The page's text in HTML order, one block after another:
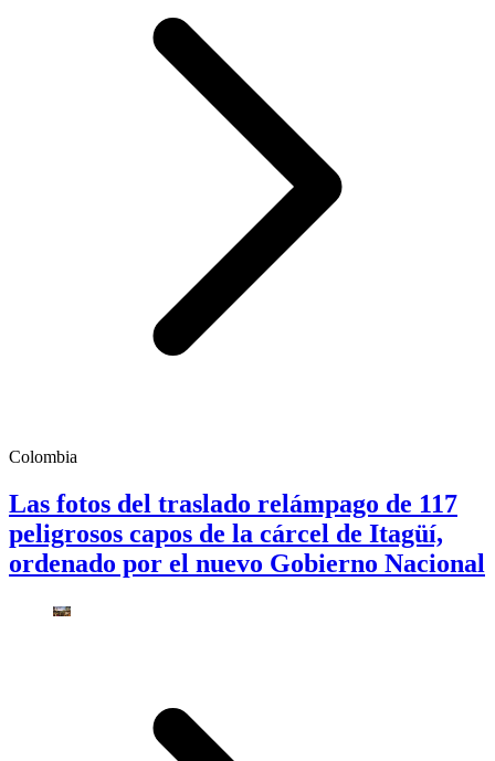
Colombia
Las fotos del traslado relámpago de 117
peligrosos capos de la cárcel de Itagüí,
ordenado por el nuevo Gobierno Nacional